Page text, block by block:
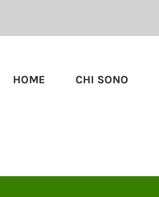
HOME CHI SONO